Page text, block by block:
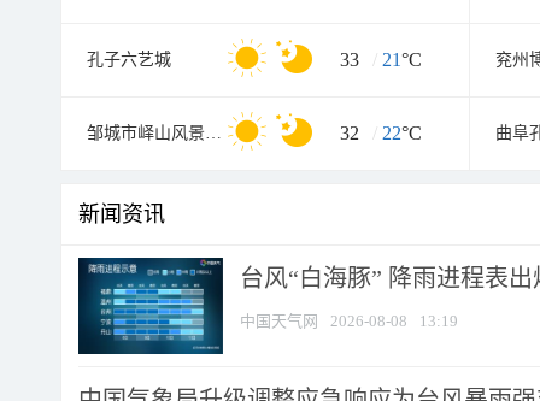
孔子六艺城 33 / 21°C 兖州
邹城市峄山风景名胜区 32 / 22°C
新闻资讯
台风“白海豚” 降雨进程表
中国天气网 2026-08-08 13:19